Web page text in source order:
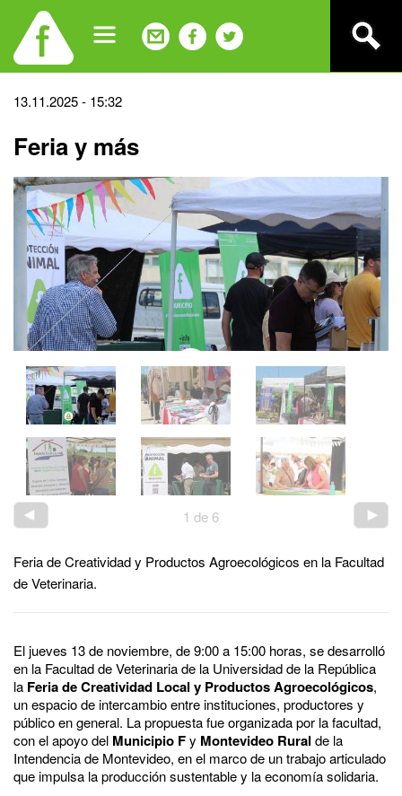
navigation
Back
top
13.11.2025 - 15:32
Feria y más
1 de 6
Feria de Creatividad y Productos Agroecológicos en la Facultad
de Veterinaria.
El jueves 13 de noviembre, de 9:00 a 15:00 horas, se desarrolló
en la Facultad de Veterinaria de la Universidad de la República
la Feria de Creatividad Local y Productos Agroecológicos,
un espacio de intercambio entre instituciones, productores y
público en general. La propuesta fue organizada por la facultad,
con el apoyo del Municipio Fy Montevideo Rural de la
Intendencia de Montevideo, en el marco de un trabajo articulado
que impulsa la producción sustentable y la economía solidaria.